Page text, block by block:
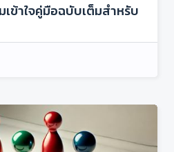
เข้าใจคู่มือฉบับเต็มสำหรับ